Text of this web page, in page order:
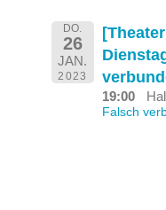
DO.
26
JAN.
2023
19:00
Falsch